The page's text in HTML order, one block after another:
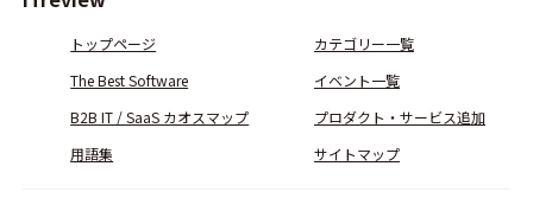
トップページ
カテゴリー一覧
The Best Software
イベント一覧
B2B IT / SaaS カオスマップ
プロダクト・サービス追加
用語集
サイトマップ